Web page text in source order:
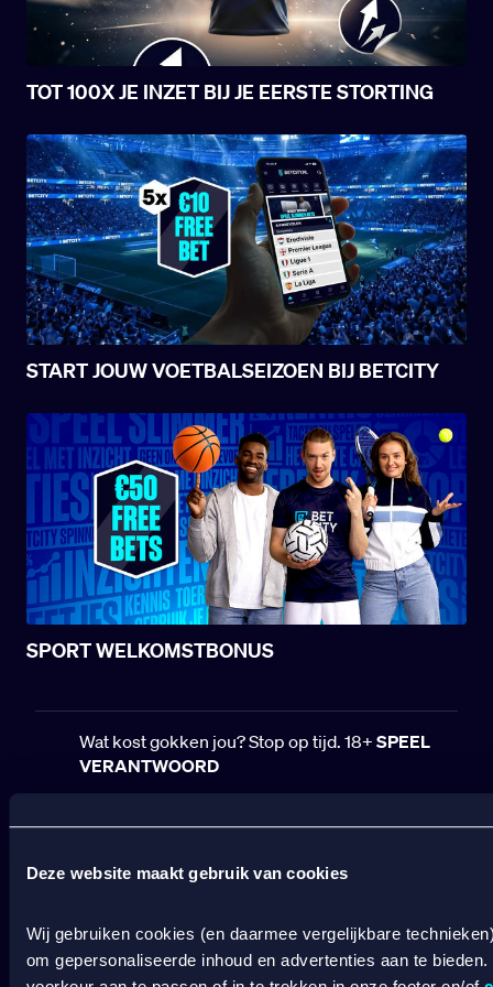
Deze website maakt gebruik van cookies
Wij gebruiken cookies (en daarmee vergelijkbare
om gepersonaliseerde inhoud en advertenties aan te
TOT 100X JE INZET BIJ JE EERSTE STORTING
START JOUW VOETBALSEIZOEN BIJ BETCITY
SPORT WELKOMSTBONUS
Wat kost gokken jou? Stop op tijd. 18+ SPEEL
VERANTWOORD
BETCITY
SPORTSBOOK
Wedden op sport
Wedden op voetbal
Wedden op Eredivisie